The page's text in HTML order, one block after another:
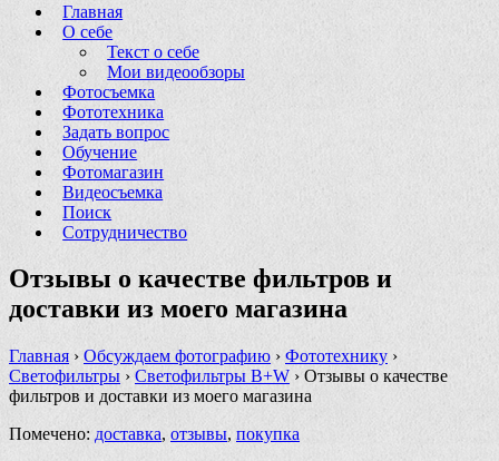
Главная
О себе
Текст о себе
Мои видеообзоры
Фотосъемка
Фототехника
Задать вопрос
Обучение
Фотомагазин
Видеосъемка
Поиск
Сотрудничество
Отзывы о качестве фильтров и
доставки из моего магазина
Главная › Обсуждаем фотографию › Фототехнику ›
Светофильтры › Светофильтры B+W › Отзывы о качестве
фильтров и доставки из моего магазина
Помечено: доставка, отзывы, покупка